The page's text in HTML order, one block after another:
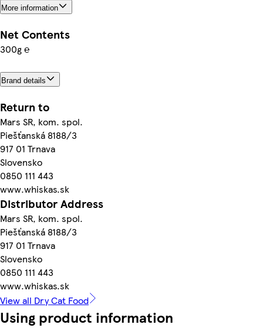
More information
Net Contents
300g ℮
Brand details
Return to
Mars SR, kom. spol.
Piešťanská 8188/3
917 01 Trnava
Slovensko
0850 111 443
www.whiskas.sk
Distributor Address
Mars SR, kom. spol.
Piešťanská 8188/3
917 01 Trnava
Slovensko
0850 111 443
www.whiskas.sk
View all Dry Cat Food
Using product information